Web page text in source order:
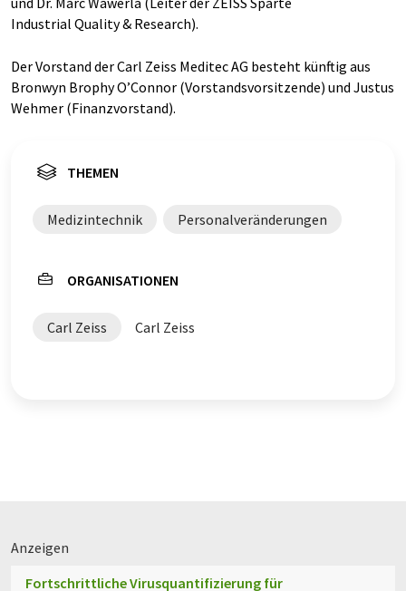
Industrial Quality & Research).
Der Vorstand der Carl Zeiss Meditec AG besteht künftig aus
Bronwyn Brophy O’Connor (Vorstandsvorsitzende) und Justus
Wehmer (Finanzvorstand).
THEMEN
Medizintechnik Personalveränderungen
ORGANISATIONEN
Carl Zeiss Carl Zeiss
Anzeigen
Fortschrittliche Virusquantifizierung für